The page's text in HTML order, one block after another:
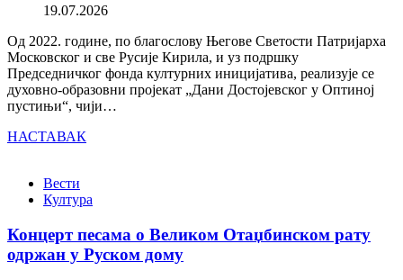
19.07.2026
Од 2022. године, по благослову Његове Светости Патријарха
Московског и све Русије Кирила, и уз подршку
Председничког фонда културних иницијатива, реализује се
духовно-образовни пројекат „Дани Достојевског у Оптиној
пустињи“, чији…
НАСТАВАК
Вести
Култура
Концерт песама о Великом Отаџбинском рату
одржан у Руском дому